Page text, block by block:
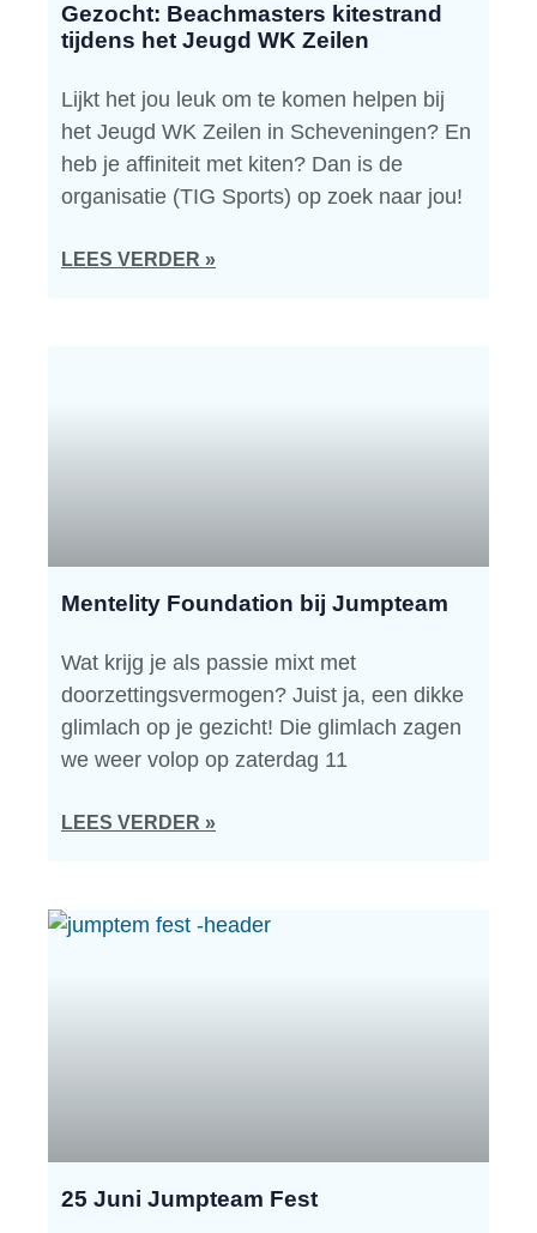
Gezocht: Beachmasters kitestrand
tijdens het Jeugd WK Zeilen
Lijkt het jou leuk om te komen helpen bij
het Jeugd WK Zeilen in Scheveningen? En
heb je affiniteit met kiten? Dan is de
organisatie (TIG Sports) op zoek naar jou!
LEES VERDER »
Mentelity Foundation bij Jumpteam
Wat krijg je als passie mixt met
doorzettingsvermogen? Juist ja, een dikke
glimlach op je gezicht! Die glimlach zagen
we weer volop op zaterdag 11
LEES VERDER »
25 Juni Jumpteam Fest